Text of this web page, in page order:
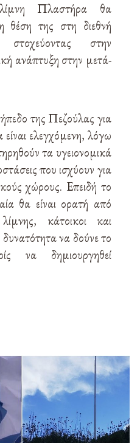
Πλαστήρα θα
θέση της στη διεθνή
στοχεύοντας στην
ανάπτυξη στην μετά-
της Πεζούλας για
ελεγχόμενη, λόγω
τα υγειονομικά
που ισχύουν για
χώρους. Επειδή το
θα είναι ορατή από
κάτοικοι και
να δούνε το
να δημιουργηθεί